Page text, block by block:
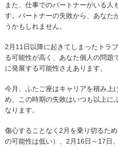
また、仕事でのパートナーがいる人
す。パートナーの失敗から、あなた
うかもしれません。
2月11日以降に起きてしまったトラ
る可能性が高く、あなた個人の問題
に発展する可能性さえあります。
今月、ふたご座はキャリアを積み上
め、この時期の失敗はいつも以上に
なります。
傷心することなく2月を乗り切るた
の可能性は低い）、2月16日～17日